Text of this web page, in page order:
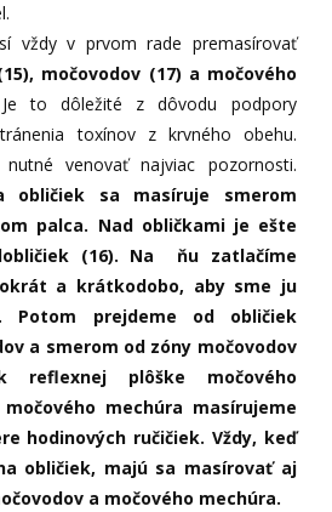
vždy v prvom rade premasírovať
močovodov (17) a močového
to dôležité z dôvodu podpory
toxínov z krvného obehu.
venovať najviac pozornosti.
obličiek sa masíruje smerom
palca. Nad obličkami je ešte
(16). Na ňu zatlačíme
a krátkodobo, aby sme ju
Potom prejdeme od obličiek
a smerom od zóny močovodov
reflexnej plôške močového
mechúra masírujeme
hodinových ručičiek. Vždy, keď
obličiek, majú sa masírovať aj
a močového mechúra.